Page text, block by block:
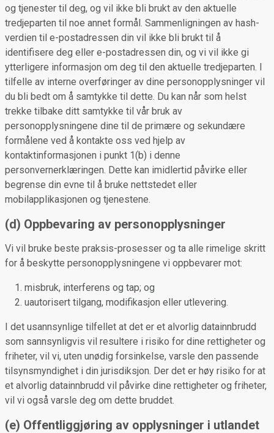
og tjenester til deg, og vil ikke bli brukt av den aktuelle
tredjeparten til noe annet formål. Sammenligningen av hash-
verdien til e-postadressen din vil ikke bli brukt til å
identifisere deg eller e-postadressen din, og vi vil ikke gi
ytterligere informasjon om deg til den aktuelle tredjeparten. I
tilfelle av interne overføringer av dine personopplysninger vil
du bli bedt om å samtykke til dette. Du kan når som helst
trekke tilbake ditt samtykke til vår bruk av
personopplysningene dine til de primære og sekundære
formålene ved å kontakte oss ved hjelp av
kontaktinformasjonen i punkt 1(b) i denne
personvernerklæringen. Dette kan imidlertid påvirke eller
begrense din evne til å bruke nettstedet eller
mobilapplikasjonen og tjenestene.
(d) Oppbevaring av personopplysninger
Vi vil bruke beste praksis-prosesser og ta alle rimelige skritt
for å beskytte personopplysningene vi oppbevarer mot:
misbruk, interferens og tap; og
uautorisert tilgang, modifikasjon eller utlevering.
I det usannsynlige tilfellet at det er et alvorlig datainnbrudd
som sannsynligvis vil resultere i risiko for dine rettigheter og
friheter, vil vi, uten unødig forsinkelse, varsle den passende
tilsynsmyndighet i din jurisdiksjon. Der det er høy risiko for at
et alvorlig datainnbrudd vil påvirke dine rettigheter og friheter,
vil vi også varsle deg om dette bruddet.
(e) Offentliggjøring av opplysninger i utlandet